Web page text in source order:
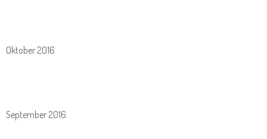
Oktober 2016
September 2016